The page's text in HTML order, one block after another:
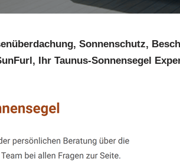
Sonnenschutz,
Ihr Taunus-Sonnensegel